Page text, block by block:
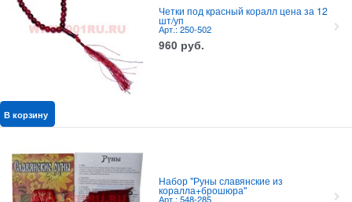
Четки под красный коралл цена за 12
шт/уп
Арт.: 250-502
960 руб.
В корзину
Набор "Руны славянские из
коралла+брошюра"
Арт.: 548-285